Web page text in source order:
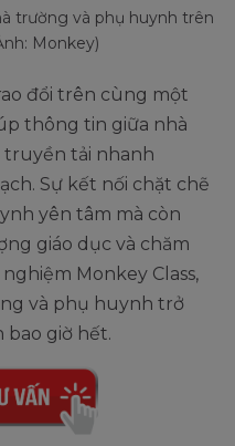
trường và phụ huynh trên
Monkey)
đổi trên cùng một
thông tin giữa nhà
tải nhanh
Sự kết nối chặt chẽ
yên tâm mà còn
giáo dục và chăm
Monkey Class,
và phụ huynh trở
bao giờ hết.